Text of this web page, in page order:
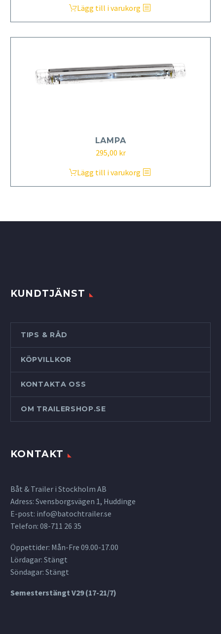
Lägg till i varukorg
LAMPA
295,00 kr
Lägg till i varukorg
KUNDTJÄNST
TIPS & RÅD
KÖPVILLKOR
KONTAKTA OSS
OM TRAILERSHOP.SE
KONTAKT
Båt & Trailer i Stockholm AB
Adress: Svensborgsvägen 1, Huddinge
E-post: info@batochtrailer.se
Telefon: 08-711 26 35
Öppettider: Mån-Fre 09.00-17.00
Lördagar: Stängt
Söndagar: Stängt
Semesterstängt V29 (17-21/7)